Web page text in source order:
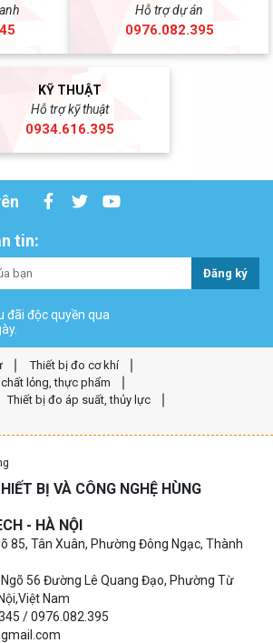
Hỗ trợ dự án
0976.082.395
KỸ THUẬT
Hỗ trợ kỹ thuật
0934.616.395
tin:
Đăng ký
đãi độc quyền qua
Thiết bị đo cơ khí
lỏng, thực phẩm
Thiết bị đo áp suất, thủy lực
BỊ VÀ CÔNG NGHỆ HÙNG
- HÀ NỘI
85, Tân Xuân, Phường Đông Ngạc, Thành
Ngõ 56 Đường Lê Quang Đạo, Phường Từ
Nam
/ 0976.082.395